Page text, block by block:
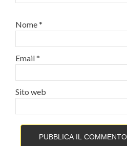
Nome*
Email*
Sito web